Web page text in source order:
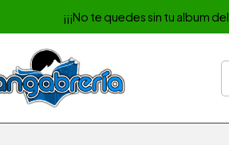
¡¡¡No te quedes sin tu album